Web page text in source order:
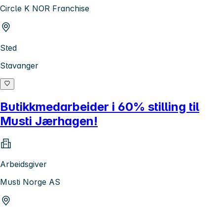
Circle K NOR Franchise
Sted
Stavanger
Butikkmedarbeider i 60% stilling til
Musti Jærhagen!
Arbeidsgiver
Musti Norge AS